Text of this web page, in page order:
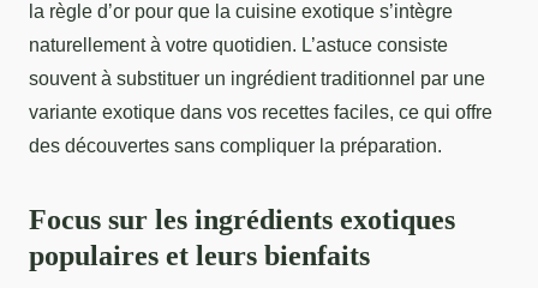
la règle d’or pour que la cuisine exotique s’intègre
naturellement à votre quotidien. L’astuce consiste
souvent à substituer un ingrédient traditionnel par une
variante exotique dans vos recettes faciles, ce qui offre
des découvertes sans compliquer la préparation.
Focus sur les ingrédients exotiques
populaires et leurs bienfaits